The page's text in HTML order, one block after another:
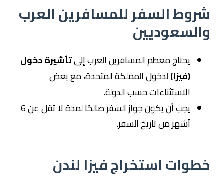
شروط السفر للمسافرين العرب
والسعوديين
يحتاج معظم المسافرين العرب إلىتأشيرة دخول
(فيزا)لدخول المملكة المتحدة، مع بعض
الاستثناءات حسب الدولة.
يجب أن يكون جواز السفر صالحًا لمدة لا تقل عن 6
أشهر من تاريخ السفر.
خطوات استخراج فيزا لندن